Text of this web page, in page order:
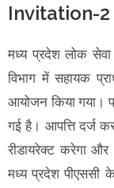
Invitation-
मध्य प्रदेश लोक सेवा
विभाग में सहायक
आयोजन किया गया।
गई है। आपत्ति दर्ज
रीडायरेक्ट करेगा और
मध्य प्रदेश पीएससी